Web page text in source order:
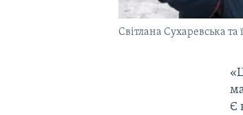
Світлана Сухаревська та
Є